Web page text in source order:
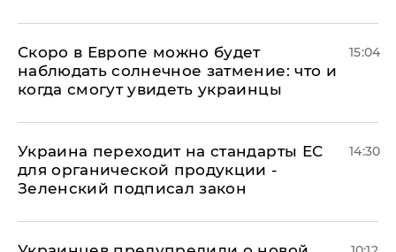
Скоро в Европе можно будет
наблюдать солнечное затмение: что и
когда смогут увидеть украинцы
15:04
Украина переходит на стандарты ЕС
для органической продукции -
Зеленский подписал закон
14:30